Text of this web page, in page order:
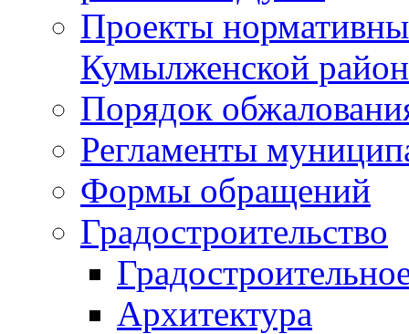
Проекты
Кумылженской
Порядок
Регламенты
Формы обращений
Градостроительство
Архитектура